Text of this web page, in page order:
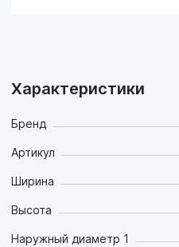
Характеристики
Бренд
Артикул
Ширина
Высота
Наружный диаметр 1